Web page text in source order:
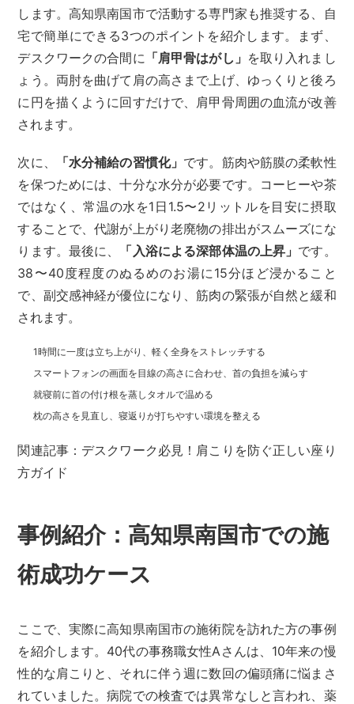
します。高知県南国市で活動する専門家も推奨する、自
宅で簡単にできる3つのポイントを紹介します。まず、
デスクワークの合間に 「肩甲骨はがし」 を取り入れまし
ょう。両肘を曲げて肩の高さまで上げ、ゆっくりと後ろ
に円を描くように回すだけで、肩甲骨周囲の血流が改善
されます。
次に、 「水分補給の習慣化」 です。筋肉や筋膜の柔軟性
を保つためには、十分な水分が必要です。コーヒーや茶
ではなく、常温の水を1日1.5〜2リットルを目安に摂取
することで、代謝が上がり老廃物の排出がスムーズにな
ります。最後に、
「入浴による深部体温の上昇」 です。
38〜40度程度のぬるめのお湯に15分ほど浸かること
で、副交感神経が優位になり、筋肉の緊張が自然と緩和
されます。
1時間に一度は立ち上がり、軽く全身をストレッチする
スマートフォンの画面を目線の高さに合わせ、首の負担を減らす
就寝前に首の付け根を蒸しタオルで温める
枕の高さを見直し、寝返りが打ちやすい環境を整える
関連記事：デスクワーク必見！肩こりを防ぐ正しい座り
方ガイド
事例紹介：高知県南国市での施
術成功ケース
ここで、実際に高知県南国市の施術院を訪れた方の事例
を紹介します。40代の事務職女性Aさんは、10年来の慢
性的な肩こりと、それに伴う週に数回の偏頭痛に悩まさ
れていました。病院での検査では異常なしと言われ、薬